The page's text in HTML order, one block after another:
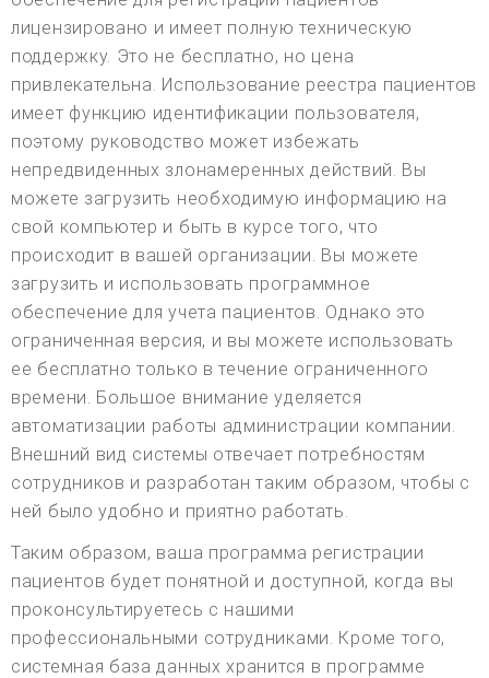
лицензировано и имеет полную техническую
поддержку. Это не бесплатно, но цена
привлекательна. Использование реестра пациентов
имеет функцию идентификации пользователя,
поэтому руководство может избежать
непредвиденных злонамеренных действий. Вы
можете загрузить необходимую информацию на
свой компьютер и быть в курсе того, что
происходит в вашей организации. Вы можете
загрузить и использовать программное
обеспечение для учета пациентов. Однако это
ограниченная версия, и вы можете использовать
ее бесплатно только в течение ограниченного
времени. Большое внимание уделяется
автоматизации работы администрации компании.
Внешний вид системы отвечает потребностям
сотрудников и разработан таким образом, чтобы с
ней было удобно и приятно работать.
Таким образом, ваша программа регистрации
пациентов будет понятной и доступной, когда вы
проконсультируетесь с нашими
профессиональными сотрудниками. Кроме того,
системная база данных хранится в программе